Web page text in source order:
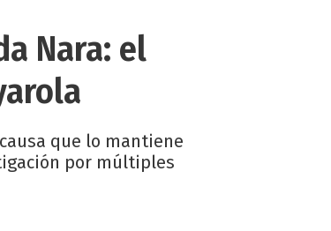
Nara: el
que lo mantiene
por múltiples